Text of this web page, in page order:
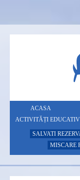
ACASA
ACTIVITĂȚI
SALVATI
MISCARE